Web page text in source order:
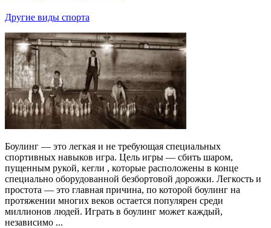
Другие виды спорта
Боулинг — это легкая и не требующая специальных
спортивных навыков игра. Цель игры — сбить шаром,
пущенным рукой, кегли , которые расположены в конце
специально оборудованной безбортовой дорожки. Легкость и
простота — это главная причина, по которой боулинг на
протяжении многих веков остается популярен среди
миллионов людей. Играть в боулинг может каждый,
независимо ...